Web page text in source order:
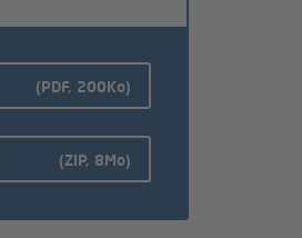
(PDF, 200Ko)
(ZIP, 8Mo)